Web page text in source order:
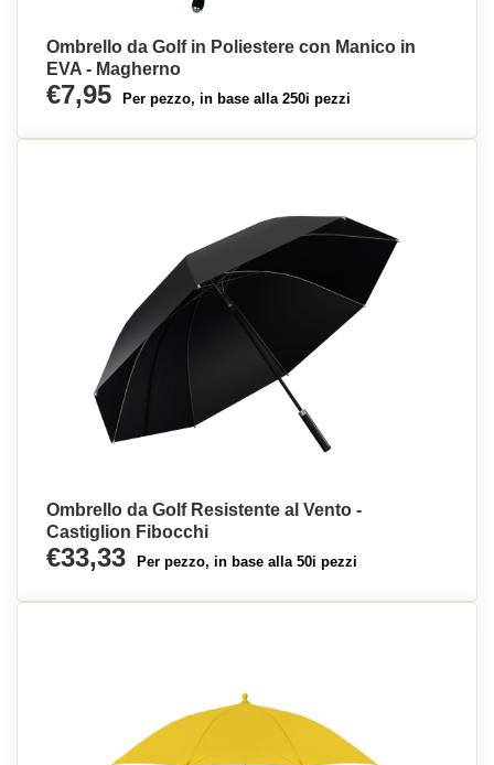
Ombrello da Golf in Poliestere con Manico in
EVA - Magherno
€7,95 Per pezzo, in base alla 250i pezzi
Ombrello da Golf Resistente al Vento -
Castiglion Fibocchi
€33,33 Per pezzo, in base alla 50i pezzi